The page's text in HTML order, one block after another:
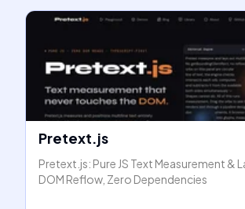
Pretext.js
Pretext.js: Pure JS Text Measurement &
DOM Reflow, Zero Dependencies